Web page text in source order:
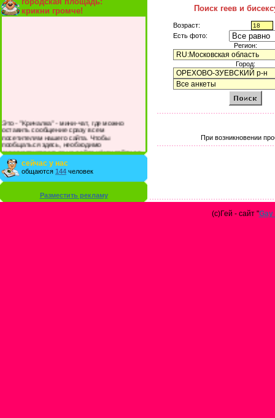
крикни громче!
Это - "Кричалка" - мини-чат, где можно
оставить сообщение сразу всем
посетителям нашего сайта. Чтобы
пообщаться здесь, необходимо
зарегистрироваться на сайте и/или войти со
своими логином и паролем.
сейчас у нас
общаются 144 человек
Разместить рекламу
Поиск геев и
Возраст:
Есть фото:
Регион:
Город:
При возникновении
(с)Гей - сайт "Gay